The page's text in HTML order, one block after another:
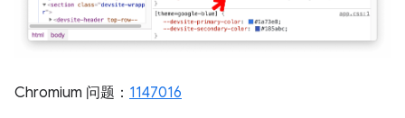
Chromium 问题： 1147016